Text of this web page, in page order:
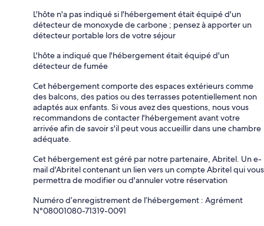
L'hôte n'a pas indiqué si l'hébergement était équipé d'un
détecteur de monoxyde de carbone ; pensez à apporter un
détecteur portable lors de votre séjour
L'hôte a indiqué que l'hébergement était équipé d'un
détecteur de fumée
Cet hébergement comporte des espaces extérieurs comme
des balcons, des patios ou des terrasses potentiellement non
adaptés aux enfants. Si vous avez des questions, nous vous
recommandons de contacter l'hébergement avant votre
arrivée afin de savoir s'il peut vous accueillir dans une chambre
adéquate.
Cet hébergement est géré par notre partenaire, Abritel. Un e-
mail d'Abritel contenant un lien vers un compte Abritel qui vous
permettra de modifier ou d'annuler votre réservation
Numéro d’enregistrement de l’hébergement : Agrément
N°08001080-71319-0091